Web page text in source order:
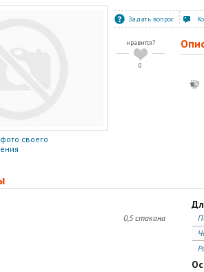
своего
Задать вопрос
нравится?
0
0,5 стакана